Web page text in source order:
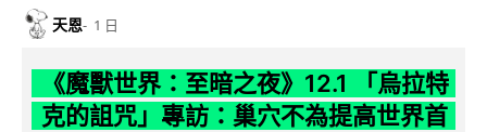
天恩 1 日
《魔獸世界：至暗之夜》12.1 「烏拉特
克的詛咒」專訪：巢穴不為提高世界首